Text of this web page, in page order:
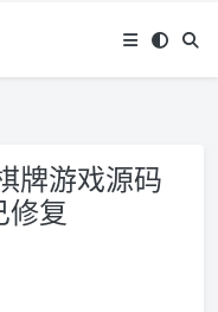
牌游戏源码
修复